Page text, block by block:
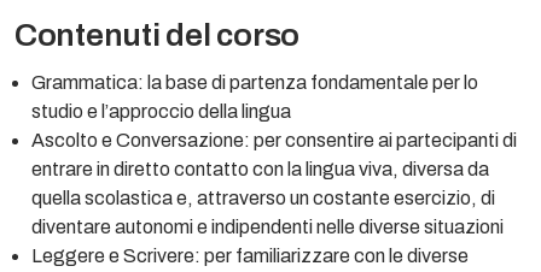
Contenuti del corso
Grammatica: la base di partenza fondamentale per lo
studio e l’approccio della lingua
Ascolto e Conversazione: per consentire ai partecipanti di
entrare in diretto contatto con la lingua viva, diversa da
quella scolastica e, attraverso un costante esercizio, di
diventare autonomi e indipendenti nelle diverse situazioni
Leggere e Scrivere: per familiarizzare con le diverse